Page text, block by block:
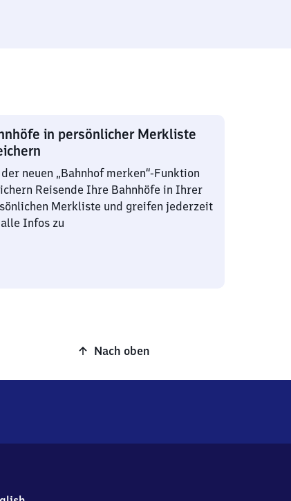
in persönlicher Merkliste
neuen „Bahnhof merken“-Funktion
Reisende Ihre Bahnhöfe in Ihrer
Merkliste und greifen jederzeit
Infos zu
Nach oben